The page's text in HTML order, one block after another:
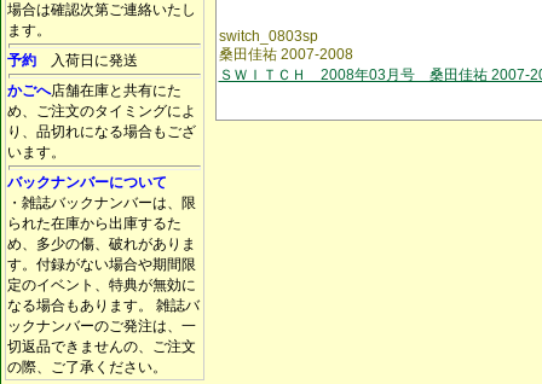
場合は確認次第ご連絡いたし
ます。
予約 入荷日に発送
かごへ店舗在庫と共有にた
め、ご注文のタイミングによ
り、品切れになる場合もござ
います。
バックナンバーについて
・雑誌バックナンバーは、限
られた在庫から出庫するた
め、多少の傷、破れがありま
す。付録がない場合や期間限
定のイベント、特典が無効に
なる場合もあります。 雑誌バ
ックナンバーのご発注は、一
切返品できませんの、ご注文
の際、ご了承ください。
switch_0803sp
桑田佳祐 2007-2008
ＳＷＩＴＣＨ 2008年03月号 桑田佳祐 2007-